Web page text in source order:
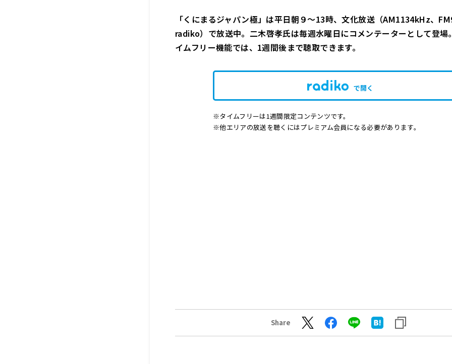
「くにまるジャパン極」は平日朝９～13時、文化放送（AM1134kHz、
radiko）で放送中。二木啓孝氏は毎週水曜日にコメンテーターとして登
イムフリー機能では、1週間後まで聴取できます。
で開く
※タイムフリーは1週間限定コンテンツです。
※他エリアの放送を聴くにはプレミアム会員になる必要があります。
Share